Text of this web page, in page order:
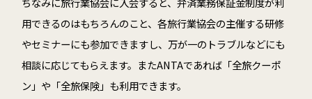
用できるのはもちろんのこと、各旅行業協会の主催する研修
やセミナーにも参加できますし、万が一のトラブルなどにも
相談に応じてもらえます。またANTAであれば「全旅クーポ
ン」や「全旅保険」も利用できます。